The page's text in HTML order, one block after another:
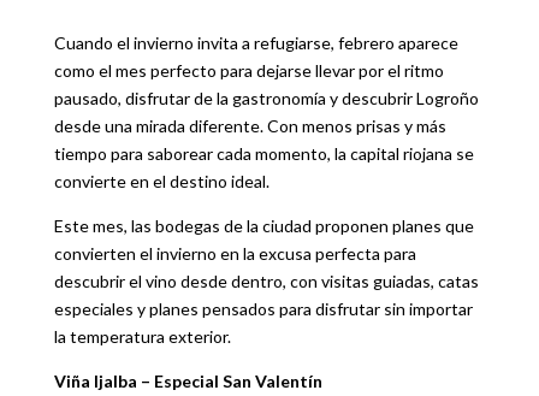
Cuando el invierno invita a refugiarse, febrero aparece
como el mes perfecto para dejarse llevar por el ritmo
pausado, disfrutar de la gastronomía y descubrir Logroño
desde una mirada diferente. Con menos prisas y más
tiempo para saborear cada momento, la capital riojana se
convierte en el destino ideal.
Este mes, las bodegas de la ciudad proponen planes que
convierten el invierno en la excusa perfecta para
descubrir el vino desde dentro, con visitas guiadas, catas
especiales y planes pensados para disfrutar sin importar
la temperatura exterior.
Viña Ijalba – Especial San Valentín